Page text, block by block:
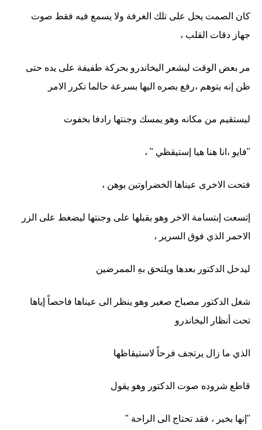
كان الصمت يحل على تلك الغرفة ولا يسمع فيه فقط صوت
جهاز دقات القلب ،
مر بعض الوقت ليشعر اليخاندرو بحركة طفيفة على يده حتى
ظن إنه يتوهم ،رفع بصره اليها بسرعة حالما تكرر الامر
ليستقيم من مكانه وهو يمسك وجنتها رادفا بخفوت
"فايو ،انا هنا هيا إستيقظي " ،
فتحت الاخرى عيناها الخضراوتين بوهن ،
إتسعت إبتسامة الاخر وهو يقبلها على وجنتها ليضغط على الزر
الاحمر الذي فوق السرير ،
ليدخل الدكتور بعدها ويلتحق بهِ الممرضين
شغل الدكتور مصباح صغير وهو ينظر الى عيناها فاحصاً إياها
تحت أنظار اليخاندرو
الذي ما زال يرتجف فرحاً لاستيقاظها
قاطع شروده صوت الدكتور وهو يقول
"إنها بخير ، فقد تحتاج الى الراحة "